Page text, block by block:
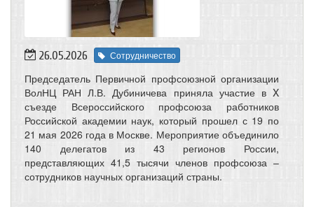
26.05.2026 Сотрудничество
Председатель Первичной профсоюзной организации
ВолНЦ РАН Л.В. Дубиничева приняла участие в X
съезде Всероссийского профсоюза работников
Российской академии наук, который прошел с 19 по
21 мая 2026 года в Москве. Мероприятие объединило
140 делегатов из 43 регионов России,
представляющих 41,5 тысячи членов профсоюза –
сотрудников научных организаций страны.